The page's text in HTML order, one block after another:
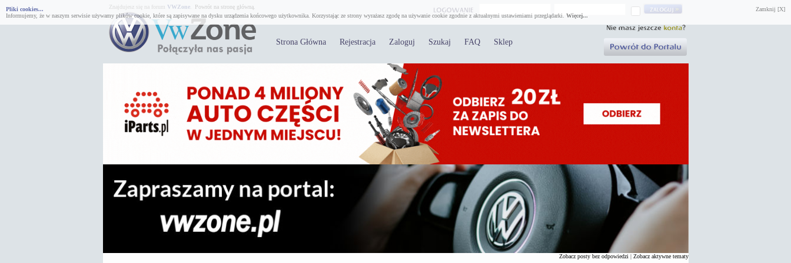
Zamknij [X]
Pliki cookies...
Informujemy, że w naszym serwisie używamy plików cookie, które są zapisywane na dysku urządzenia końcowego użytkownika. Korzystając ze strony wyrażasz zgodę na używanie cookie zgodnie z aktualnymi ustawieniami przeglądarki. Więcej...
Znajdujesz się na forum VWZone. Powrót na stronę główną.
Strona Główna Rejestracja Zaloguj Szukaj FAQ Sklep
Zobacz posty bez odpowiedzi | Zobacz aktywne tematy